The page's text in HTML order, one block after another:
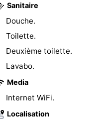
Sanitaire
Douche.
Toilette.
Deuxième toilette.
Lavabo.
Media
Internet WiFi.
Localisation